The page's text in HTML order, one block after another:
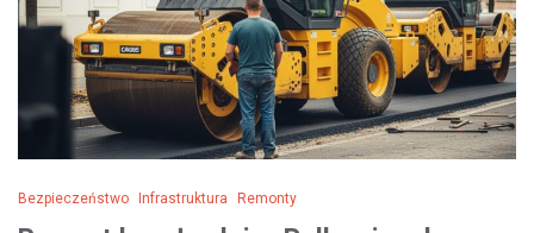
Bezpieczeństwo Infrastruktura Remonty